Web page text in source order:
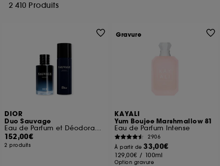
2 410 Produits
DIOR
Duo Sauvage
Eau de Parfum et Déodorant Vaporisateur
152,00€
2 produits
KAYALI
Yum Boujee Marshmallow 81
Eau de Parfum Intense
2906
À partir de33,00€
129,00€ / 100ml
Option gravure
Gravure